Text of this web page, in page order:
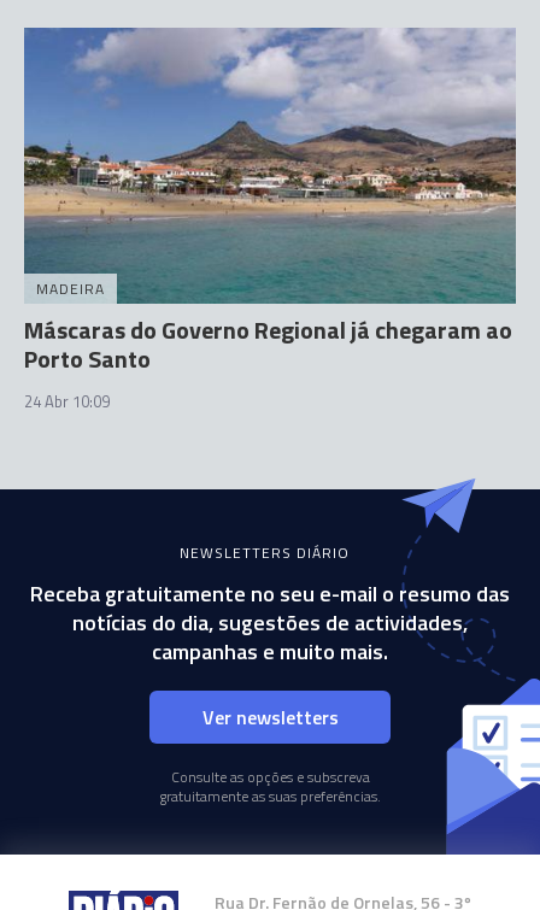
MADEIRA
Máscaras do Governo Regional já chegaram ao
Porto Santo
24 Abr 10:09
NEWSLETTERS DIÁRIO
Receba gratuitamente no seu e-mail o resumo das
notícias do dia, sugestões de actividades,
campanhas e muito mais.
Ver newsletters
Consulte as opções e subscreva
gratuitamente as suas preferências.
Rua Dr. Fernão de Ornelas, 56 - 3º